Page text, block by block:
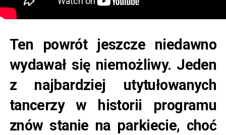
Ten powrót jeszcze niedawno
wydawał się niemożliwy. Jeden
z najbardziej utytułowanych
tancerzy w historii programu
znów stanie na parkiecie, choć